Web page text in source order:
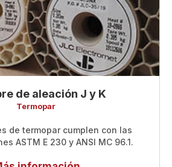
de aleación J y K
Termopar ‍
de termopar cumplen con las
ASTM E 230 y ANSI MC 96.1.